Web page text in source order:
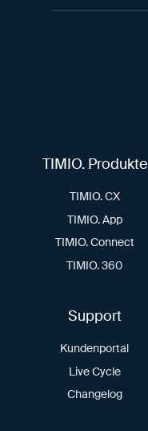
TIMIO. Produkte
TIMIO. CX
TIMIO. App
TIMIO. Connect
TIMIO. 360
Support
Kundenportal
Live Cycle
Changelog